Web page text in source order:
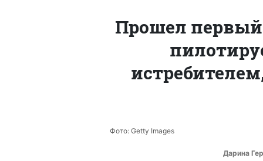
Прошел
Фото: Getty Images
Дарина